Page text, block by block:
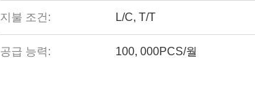
지불 조건: L/C, T/T
공급 능력: 100, 000PCS/월